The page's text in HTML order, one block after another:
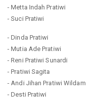
- Metta Indah Pratiwi
- Suci Pratiwi
- Dinda Pratiwi
- Mutia Ade Pratiwi
- Reni Pratiwi Sunardi
- Pratiwi Sagita
- Andi Jihan Pratiwi Wildam
- Desti Pratiwi